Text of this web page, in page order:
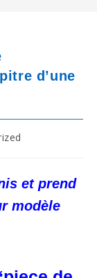
d’une
et prend
modèle